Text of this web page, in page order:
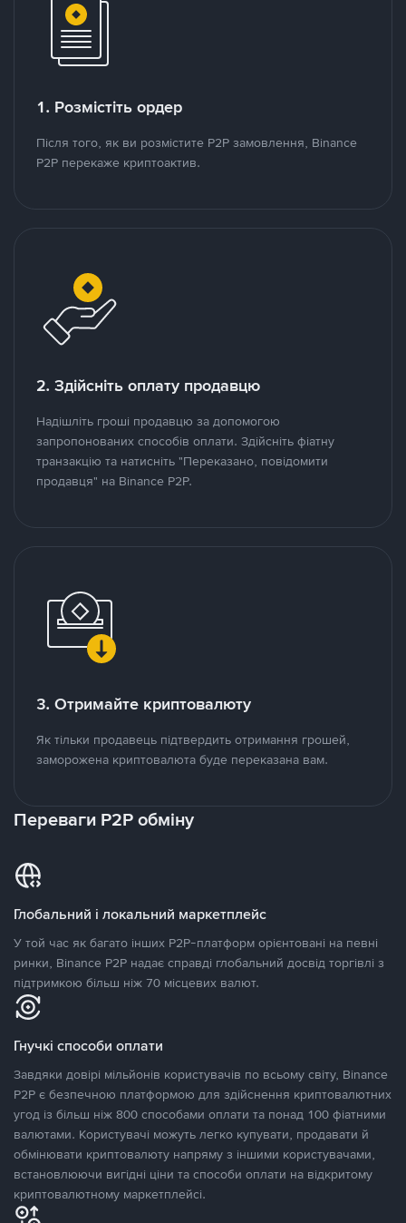
1. Розмістіть ордер
Після того, як ви розмістите P2P замовлення, Binance
P2P перекаже криптоактив.
2. Здійсніть оплату продавцю
Надішліть гроші продавцю за допомогою
запропонованих способів оплати. Здійсніть фіатну
транзакцію та натисніть "Переказано, повідомити
продавця" на Binance P2P.
3. Отримайте криптовалюту
Як тільки продавець підтвердить отримання грошей,
заморожена криптовалюта буде переказана вам.
Переваги P2P обміну
Глобальний і локальний маркетплейс
У той час як багато інших P2P-платформ орієнтовані на певні
ринки, Binance P2P надає справді глобальний досвід торгівлі з
підтримкою більш ніж 70 місцевих валют.
Гнучкі способи оплати
Завдяки довірі мільйонів користувачів по всьому світу, Binance
P2P є безпечною платформою для здійснення криптовалютних
угод із більш ніж 800 способами оплати та понад 100 фіатними
валютами. Користувачі можуть легко купувати, продавати й
обмінювати криптовалюту напряму з іншими користувачами,
встановлюючи вигідні ціни та способи оплати на відкритому
криптовалютному маркетплейсі.